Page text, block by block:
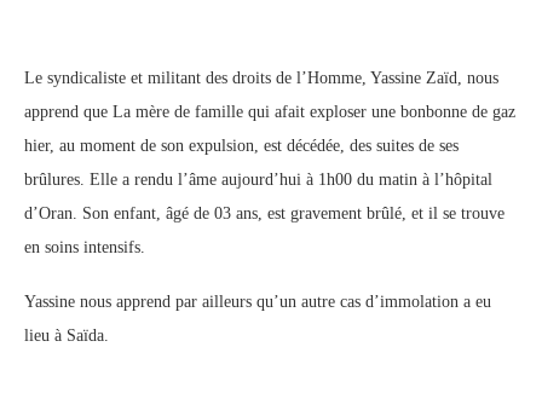
Le syndicaliste et militant des droits de l’Homme, Yassine Zaïd, nous
apprend que La mère de famille qui afait exploser une bonbonne de gaz
hier, au moment de son expulsion, est décédée, des suites de ses
brûlures. Elle a rendu l’âme aujourd’hui à 1h00 du matin à l’hôpital
d’Oran. Son enfant, âgé de 03 ans, est gravement brûlé, et il se trouve
en soins intensifs.
Yassine nous apprend par ailleurs qu’un autre cas d’immolation a eu
lieu à Saïda.